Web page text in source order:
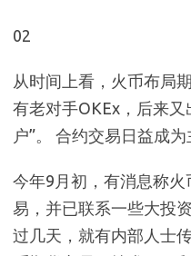
02
从时间上看，火币布局
有老对手OKEx，后来
户”。 合约交易日益成
今年9月初，有消息称
易，并已联系一些大投
过几天，就有内部人士